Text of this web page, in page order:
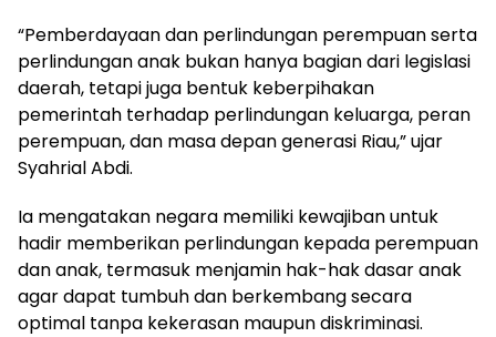
“Pemberdayaan dan perlindungan perempuan serta
perlindungan anak bukan hanya bagian dari legislasi
daerah, tetapi juga bentuk keberpihakan
pemerintah terhadap perlindungan keluarga, peran
perempuan, dan masa depan generasi Riau,” ujar
Syahrial Abdi.
Ia mengatakan negara memiliki kewajiban untuk
hadir memberikan perlindungan kepada perempuan
dan anak, termasuk menjamin hak-hak dasar anak
agar dapat tumbuh dan berkembang secara
optimal tanpa kekerasan maupun diskriminasi.